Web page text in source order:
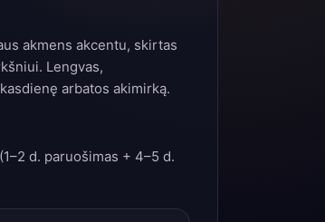
akmens akcentu, skirtas
Lengvas,
arbatos akimirką.
d. paruošimas + 4–5 d.